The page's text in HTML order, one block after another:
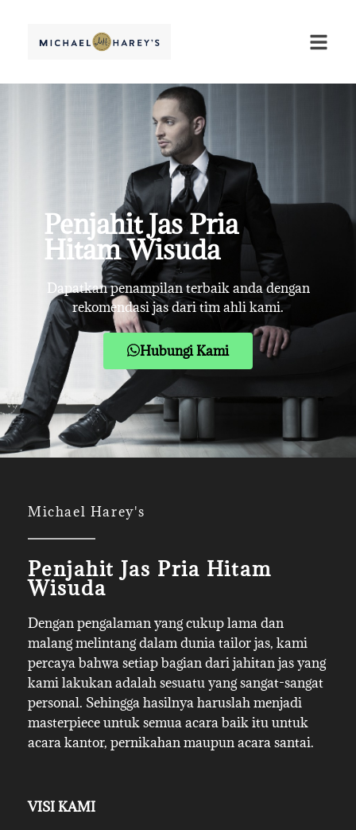
Penjahit Jas Pria
Hitam Wisuda
Dapatkan penampilan terbaik anda dengan
rekomendasi jas dari tim ahli kami.
Hubungi Kami
Michael Harey's
Penjahit Jas Pria Hitam
Wisuda
Dengan pengalaman yang cukup lama dan
malang melintang dalam dunia tailor jas, kami
percaya bahwa setiap bagian dari jahitan jas yang
kami lakukan adalah sesuatu yang sangat-sangat
personal. Sehingga hasilnya haruslah menjadi
masterpiece untuk semua acara baik itu untuk
acara kantor, pernikahan maupun acara santai.
VISI KAMI